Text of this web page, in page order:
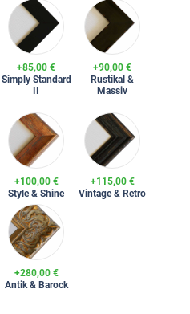
+85,00 €
Simply Standard
+90,00 €
Rustikal &
Massiv
+100,00 €
Style & Shine
+115,00 €
Vintage & Retro
+280,00 €
Antik & Barock